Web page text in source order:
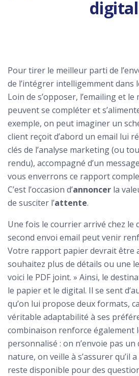
digital
Pour tirer le meilleur parti de
de l’intégrer intelligemment dans
Loin de s’opposer, l’emailing et
peuvent se compléter et
exemple, on peut imaginer un
client reçoit d’abord un email lui
clés de l’analyse marketing (ou
rendu), accompagné d’un
vous enverrons ce rapport
C’est l’occasion d’annoncer la
de susciter l’attente.
Une fois le courrier arrivé chez le
second envoi email peut venir
Votre rapport papier devrait être
souhaitez plus de détails ou une
voici le PDF joint. » Ainsi, le
le papier et le digital. Il se sent
qu’on lui propose deux formats,
véritable adaptabilité à ses
combinaison renforce également
personnalisé : on n’envoie pas
nature, on veille à s’assurer qu’il
reste disponible pour des